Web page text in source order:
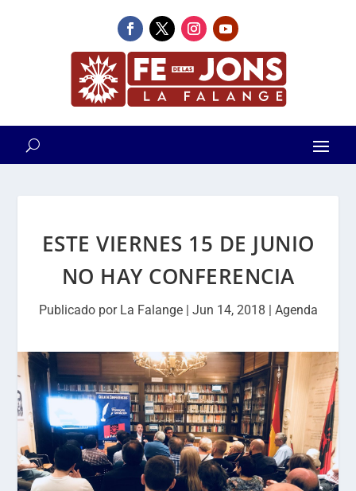
ESTE VIERNES 15 DE JUNIO
NO HAY CONFERENCIA
Publicado por La Falange| Jun 14, 2018 | Agenda